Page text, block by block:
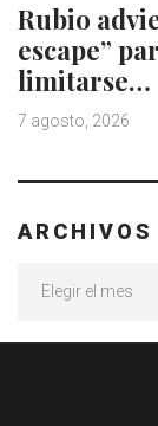
Rubio
escape”
limitarse…
7 agosto, 2026
ARCHIVOS